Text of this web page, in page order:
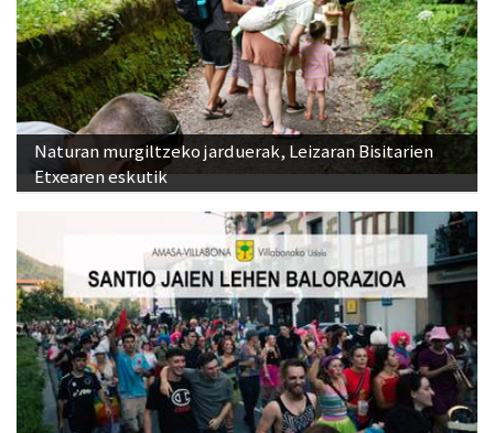
Naturan murgiltzeko jarduerak, Leizaran Bisitarien
Etxearen eskutik